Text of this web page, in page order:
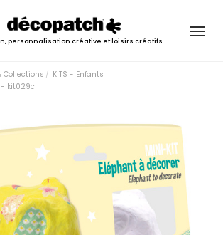
personnalisation créative et loisirs créatifs
Collections
KITS - Enfants
kit029c